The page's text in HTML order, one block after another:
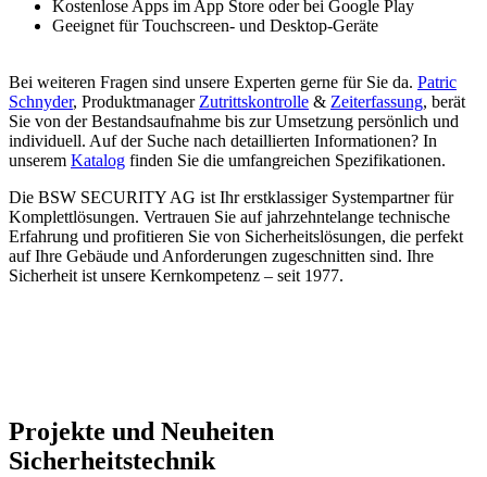
Kostenlose Apps im App Store oder bei Google Play
Geeignet für Touchscreen- und Desktop-Geräte
Bei weiteren Fragen sind unsere Experten gerne für Sie da. Patric
Schnyder, Produktmanager Zutrittskontrolle & Zeiterfassung, berät
Sie von der Bestandsaufnahme bis zur Umsetzung persönlich und
individuell. Auf der Suche nach detaillierten Informationen? In
unserem Katalog finden Sie die umfangreichen Spezifikationen.
Die BSW SECURITY AG ist Ihr erstklassiger Systempartner für
Komplettlösungen. Vertrauen Sie auf jahrzehntelange technische
Erfahrung und profitieren Sie von Sicherheitslösungen, die perfekt
auf Ihre Gebäude und Anforderungen zugeschnitten sind. Ihre
Sicherheit ist unsere Kernkompetenz – seit 1977.
Projekte und Neuheiten
Sicherheitstechnik